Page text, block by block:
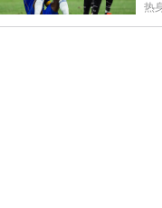
热